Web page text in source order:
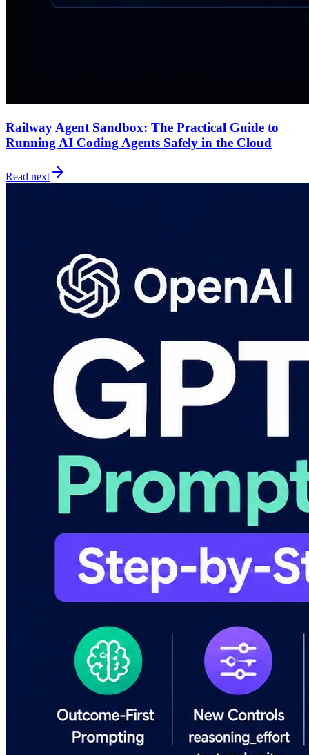
Railway Agent Sandbox: The Practical Guide to
Running AI Coding Agents Safely in the Cloud
Read next